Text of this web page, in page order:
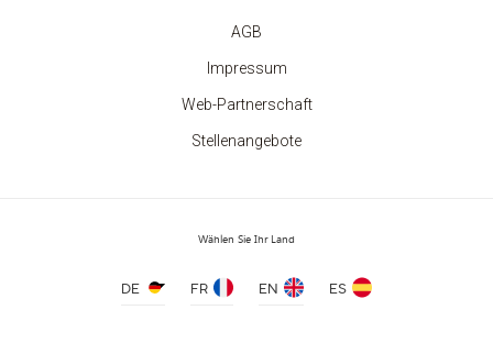
Kinder-Schürze
AGB
Impressum
Web-Partnerschaft
Stellenangebote
Wählen Sie Ihr Land
DE FR EN ES